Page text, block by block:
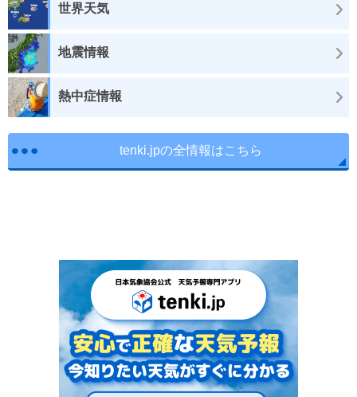
世界天気
地震情報
熱中症情報
tenki.jpの全情報はこちら